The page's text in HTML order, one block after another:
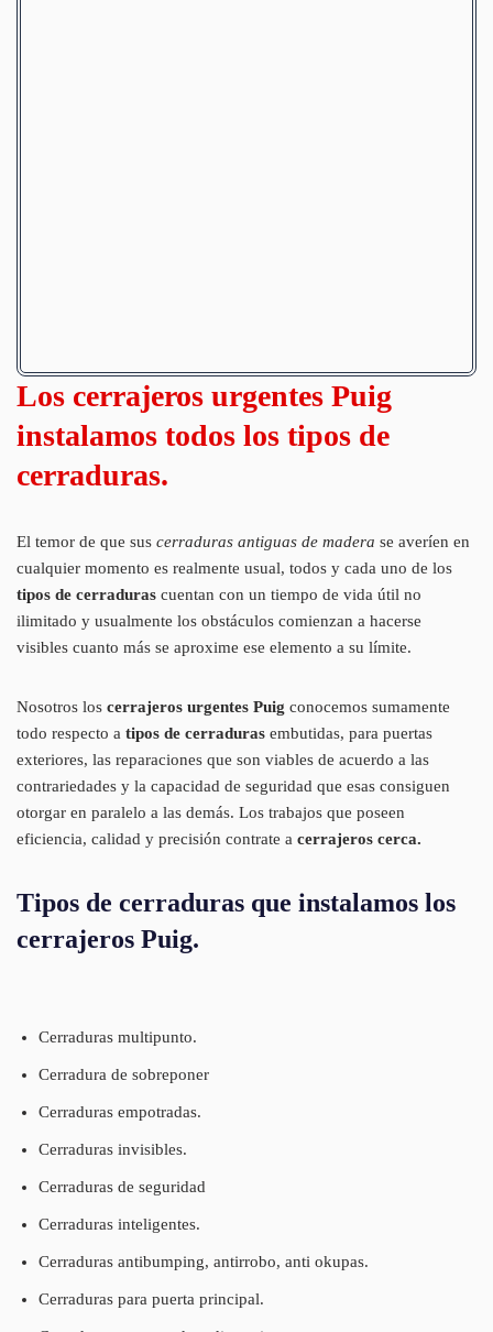
Los cerrajeros urgentes Puig
instalamos todos los tipos de
cerraduras.
El temor de que sus cerraduras antiguas de madera se averíen en
cualquier momento es realmente usual, todos y cada uno de los
tipos de cerraduras cuentan con un tiempo de vida útil no
ilimitado y usualmente los obstáculos comienzan a hacerse
visibles cuanto más se aproxime ese elemento a su límite.
Nosotros los cerrajeros urgentes Puig conocemos sumamente
todo respecto a tipos de cerraduras embutidas, para puertas
exteriores, las reparaciones que son viables de acuerdo a las
contrariedades y la capacidad de seguridad que esas consiguen
otorgar en paralelo a las demás. Los trabajos que poseen
eficiencia, calidad y precisión contrate a cerrajeros cerca.
Tipos de cerraduras que instalamos los
cerrajeros Puig.
Cerraduras multipunto.
Cerradura de sobreponer
Cerraduras empotradas.
Cerraduras invisibles.
Cerraduras de seguridad
Cerraduras inteligentes.
Cerraduras antibumping, antirrobo, anti okupas.
Cerraduras para puerta principal.